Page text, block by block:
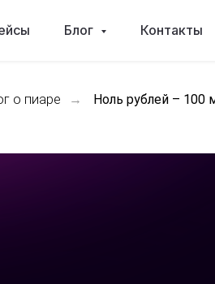
Блог Контакты
о пиаре → Ноль рублей – 100